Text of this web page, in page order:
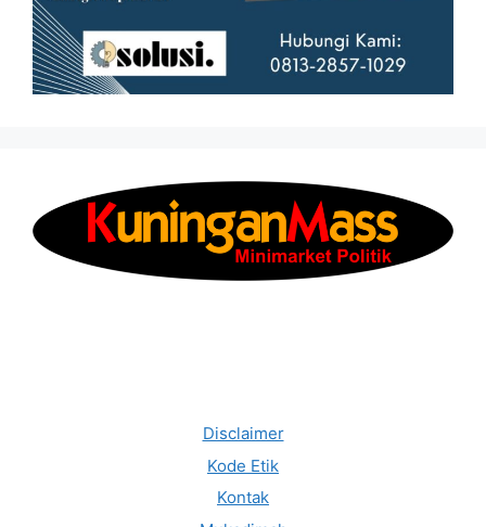
Disclaimer
Kode Etik
Kontak